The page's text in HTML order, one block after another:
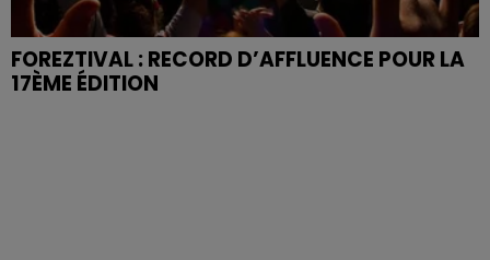
FOREZTIVAL : RECORD D’AFFLUENCE POUR LA
17ÈME ÉDITION